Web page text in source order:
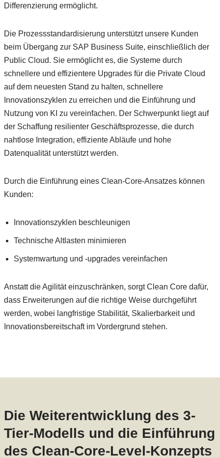
Differenzierung ermöglicht.
Die Prozessstandardisierung unterstützt unsere Kunden
beim Übergang zur SAP Business Suite, einschließlich der
Public Cloud. Sie ermöglicht es, die Systeme durch
schnellere und effizientere Upgrades für die Private Cloud
auf dem neuesten Stand zu halten, schnellere
Innovationszyklen zu erreichen und die Einführung und
Nutzung von KI zu vereinfachen. Der Schwerpunkt liegt auf
der Schaffung resilienter Geschäftsprozesse, die durch
nahtlose Integration, effiziente Abläufe und hohe
Datenqualität unterstützt werden.
Durch die Einführung eines Clean-Core-Ansatzes können
Kunden:
Innovationszyklen beschleunigen
Technische Altlasten minimieren
Systemwartung und -upgrades vereinfachen
Anstatt die Agilität einzuschränken, sorgt Clean Core dafür,
dass Erweiterungen auf die richtige Weise durchgeführt
werden, wobei langfristige Stabilität, Skalierbarkeit und
Innovationsbereitschaft im Vordergrund stehen.
Die Weiterentwicklung des 3-
Tier-Modells und die Einführung
des Clean-Core-Level-Konzepts